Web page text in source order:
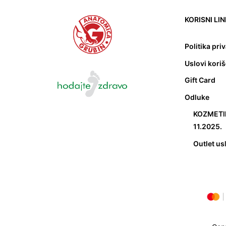
KORISNI
Politika
Uslovi
Gift Card
Odluke
11.2025.
Outlet